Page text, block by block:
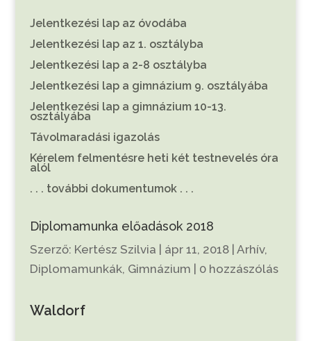
Jelentkezési lap az óvodába
Jelentkezési lap az 1. osztályba
Jelentkezési lap a 2-8 osztályba
Jelentkezési lap a gimnázium 9. osztályába
Jelentkezési lap a gimnázium 10-13.
osztályába
Távolmaradási igazolás
Kérelem felmentésre heti két testnevelés óra
alól
. . . további dokumentumok . . .
Diplomamunka előadások 2018
Szerző: Kertész Szilvia | ápr 11, 2018| Arhív,
Diplomamunkák, Gimnázium | 0 hozzászólás
Waldorf